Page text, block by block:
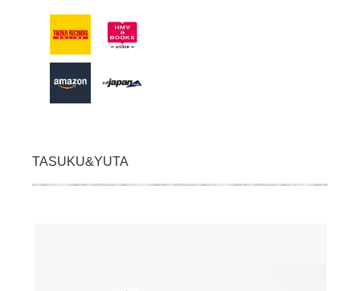
TASUKU&YUTA